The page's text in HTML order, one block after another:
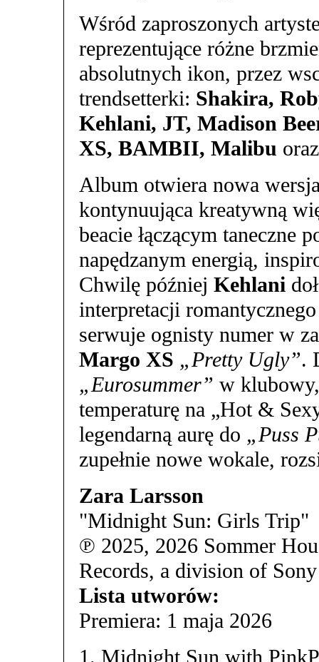
Wśród zaproszonych
reprezentujące różne
absolutnych ikon, przez
trendsetterki: Shakira,
Kehlani, JT, Madison
XS, BAMBII, Malibu
Album otwiera nowa
kontynuująca kreatywną
beacie łączącym taneczne
napędzanym energią,
Chwilę później Kehlani
interpretacji
serwuje ognisty numer w
Margo XS „Pretty Ugly”.
„Eurosummer” w
temperaturę na „Hot &
legendarną aurę do „Puss
zupełnie nowe wokale,
Zara Larsson
"Midnight Sun: Girls Trip"
℗ 2025, 2026 Sommer
Records, a division of
Lista utworów:
Premiera: 1 maja 2026
1. Midnight Sun with